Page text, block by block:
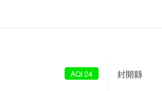
AQI 24 封開縣